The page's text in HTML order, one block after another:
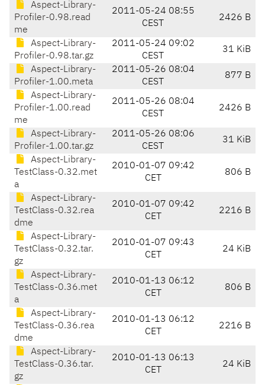
Aspect-Library-
Profiler-0.98.read
me
2011-05-24 08:55
CEST
2426 B
Aspect-Library-
Profiler-0.98.tar.gz
2011-05-24 09:02
CEST
31 KiB
Aspect-Library-
Profiler-1.00.meta
2011-05-26 08:04
CEST
877 B
Aspect-Library-
Profiler-1.00.read
me
2011-05-26 08:04
CEST
2426 B
Aspect-Library-
Profiler-1.00.tar.gz
2011-05-26 08:06
CEST
31 KiB
Aspect-Library-
TestClass-0.32.met
a
2010-01-07 09:42
CET
806 B
Aspect-Library-
TestClass-0.32.rea
dme
2010-01-07 09:42
CET
2216 B
Aspect-Library-
TestClass-0.32.tar.
gz
2010-01-07 09:43
CET
24 KiB
Aspect-Library-
TestClass-0.36.met
a
2010-01-13 06:12
CET
806 B
Aspect-Library-
TestClass-0.36.rea
dme
2010-01-13 06:12
CET
2216 B
Aspect-Library-
TestClass-0.36.tar.
gz
2010-01-13 06:13
CET
24 KiB